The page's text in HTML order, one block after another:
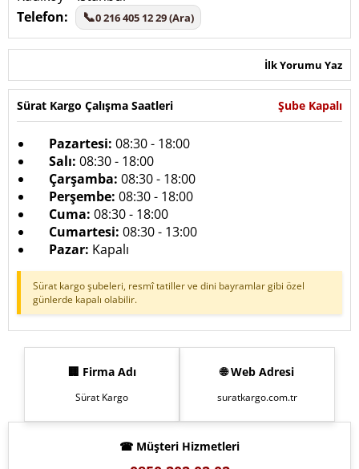
Telefon:
📞0 216 405 12 29 (Ara)
İlk Yorumu Yaz
Sürat Kargo Çalışma Saatleri Şube Kapalı
Pazartesi: 08:30 - 18:00
Salı: 08:30 - 18:00
Çarşamba: 08:30 - 18:00
Perşembe: 08:30 - 18:00
Cuma: 08:30 - 18:00
Cumartesi: 08:30 - 13:00
Pazar: Kapalı
Sürat kargo şubeleri, resmî tatiller ve dini bayramlar gibi özel
günlerde kapalı olabilir.
🏢 Firma Adı
Sürat Kargo
🌐 Web Adresi
suratkargo.com.tr
☎ Müşteri Hizmetleri